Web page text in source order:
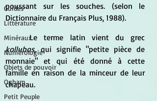
Guides
Littérature
Minéraux
Numérologie
Objets de pouvoir
Ogham
Petit Peuple
poussant sur les souches. (selon le
Dictionnaire du Français Plus, 1988).
	Le terme latin vie
kollubos, qui signifie "petite pièce de
monnaie" et qui été donné à cette
famille en raison de la minceur de leur
chapeau.